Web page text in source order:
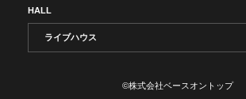
HALL
ライブハウス
©株式会社ベースオントップ